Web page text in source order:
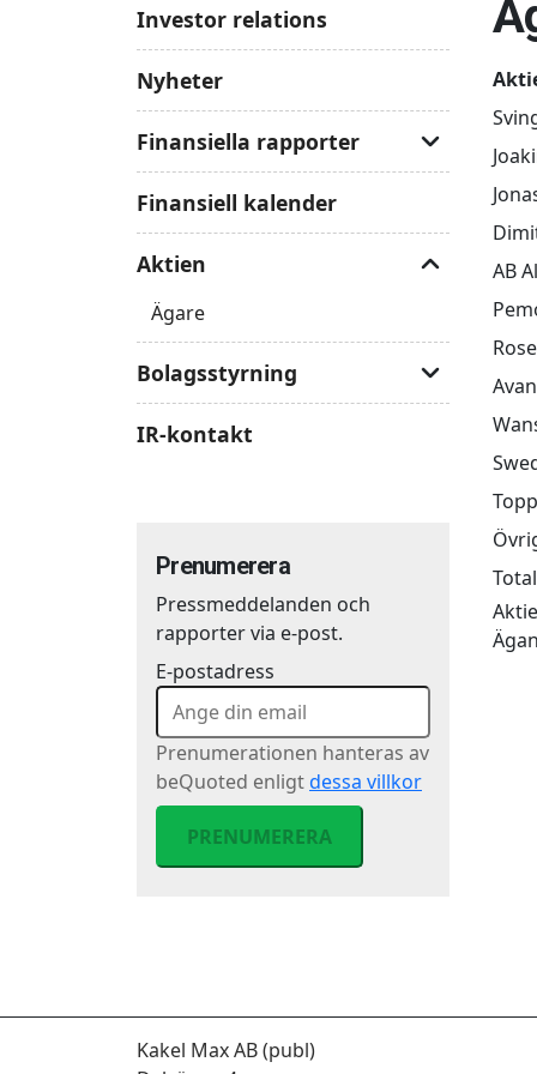
Investor relations
Nyheter
Finansiella rapporter
Erbjudandehandlingar
Finansiell kalender
Aktien
Ägare
Bolagsstyrning
Ledning
Bolagsordning
Bolagsstämmor
Tidigare bolagsstämmor
IR-kontakt
Prenumerera
Pressmeddelanden och
rapporter via e-post.
E-postadress
Prenumerationen hanteras av
beQuoted enligtdessa villkor
PRENUMERERA
AB
Kakel Max AB (publ)